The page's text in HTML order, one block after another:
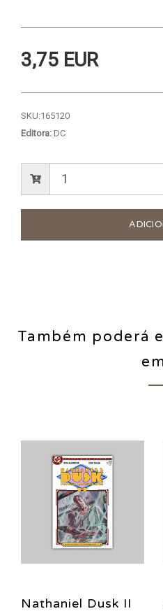
3,75 EUR
SKU:165120
Editora: DC
Também poderá
Nathaniel Dusk II